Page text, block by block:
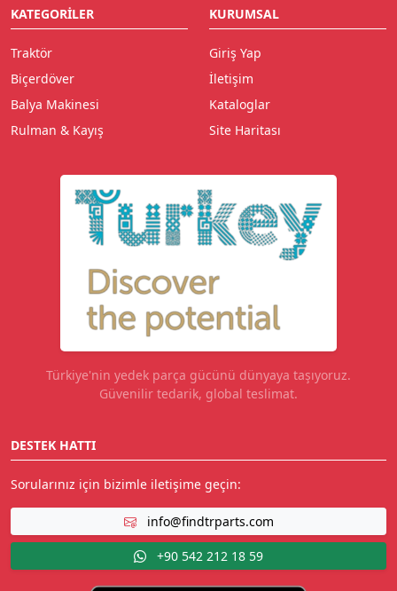
KATEGORILER
Traktör
Biçerdöver
Balya Makinesi
Rulman & Kayış
KURUMSAL
Giriş Yap
İletişim
Kataloglar
Site Haritası
Türkiye'nin yedek parça gücünü dünyaya taşıyoruz.
Güvenilir tedarik, global teslimat.
DESTEK HATTI
Sorularınız için bizimle iletişime geçin:
info@findtrparts.com
+90 542 212 18 59